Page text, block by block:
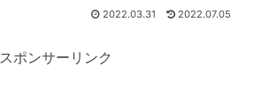
2022.03.31 2022.07.05
スポンサーリンク